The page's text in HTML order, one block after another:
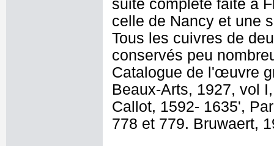
suite complète faite à
celle de Nancy et une
Tous les cuivres de
conservés peu
Catalogue de l'œuvre
Beaux-Arts, 1927, vol
Callot, 1592- 1635',
778 et 779. Bruwaert,